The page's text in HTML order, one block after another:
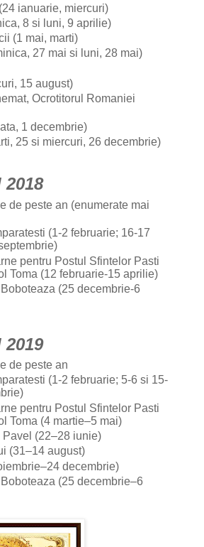
ianuarie, miercuri)
8 si luni, 9 aprilie)
(1 mai, marti)
27 mai si luni, 28 mai)
15 august)
Ocrotitorul Romaniei
1 decembrie)
25 si miercuri, 26 decembrie)
2018
de peste an (enumerate mai
(1-2 februarie; 16-17
pentru Postul Sfintelor Pasti
Toma (12 februarie-15 aprilie)
(25 decembrie-6
2019
de peste an
(1-2 februarie; 5-6 si 15-
pentru Postul Sfintelor Pasti
Toma (4 martie–5 mai)
Pavel (22–28 iunie)
(31–14 august)
decembrie)
(25 decembrie–6